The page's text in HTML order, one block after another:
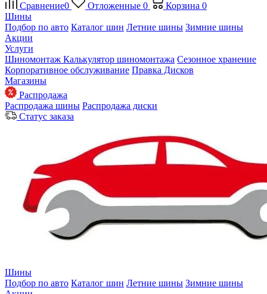
Сравнение0 Отложенные 0 Корзина 0
Шины
Подбор по авто Каталог шин Летние шины Зимние шины
Акции
Услуги
Шиномонтаж Калькулятор шиномонтажа Сезонное хранение
Корпоративное обслуживание Правка Дисков
Магазины
Распродажа
Распродажа шины Распродажа диски
Статус заказа
Шины
Подбор по авто Каталог шин Летние шины Зимние шины